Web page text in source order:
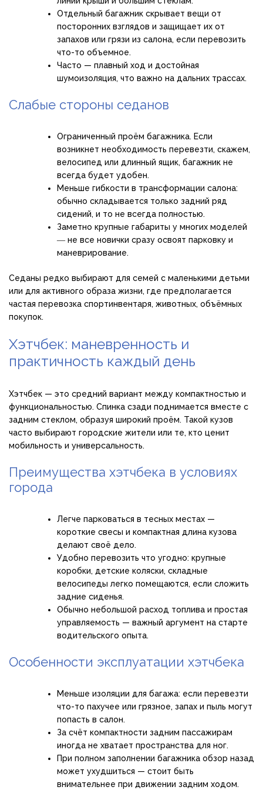
Отдельный багажник скрывает вещи от
посторонних взглядов и защищает их от
запахов или грязи из салона, если перевозить
что-то объемное.
Часто — плавный ход и достойная
шумоизоляция, что важно на дальних трассах.
Слабые стороны седанов
Ограниченный проём багажника. Если
возникнет необходимость перевезти, скажем,
велосипед или длинный ящик, багажник не
всегда будет удобен.
Меньше гибкости в трансформации салона:
обычно складывается только задний ряд
сидений, и то не всегда полностью.
Заметно крупные габариты у многих моделей
― не все новички сразу освоят парковку и
маневрирование.
Седаны редко выбирают для семей с маленькими детьми
или для активного образа жизни, где предполагается
частая перевозка спортинвентаря, животных, объёмных
покупок.
Хэтчбек: маневренность и
практичность каждый день
Хэтчбек — это средний вариант между компактностью и
функциональностью. Спинка сзади поднимается вместе с
задним стеклом, образуя широкий проём. Такой кузов
часто выбирают городские жители или те, кто ценит
мобильность и универсальность.
Преимущества хэтчбека в условиях
города
Легче парковаться в тесных местах —
короткие свесы и компактная длина кузова
делают своё дело.
Удобно перевозить что угодно: крупные
коробки, детские коляски, складные
велосипеды легко помещаются, если сложить
задние сиденья.
Обычно небольшой расход топлива и простая
управляемость — важный аргумент на старте
водительского опыта.
Особенности эксплуатации хэтчбека
Меньше изоляции для багажа: если перевезти
что-то пахучее или грязное, запах и пыль могут
попасть в салон.
За счёт компактности задним пассажирам
иногда не хватает пространства для ног.
При полном заполнении багажника обзор назад
может ухудшиться — стоит быть
внимательнее при движении задним ходом.